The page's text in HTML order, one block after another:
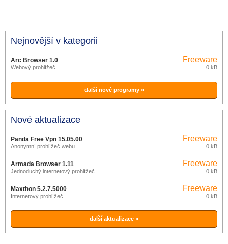
Nejnovější v kategorii
Arc Browser 1.0
Webový prohlížeč
Freeware
0 kB
další nové programy »
Nové aktualizace
Panda Free Vpn 15.05.00
Anonymní prohlížeč webu.
Freeware
0 kB
Armada Browser 1.11
Jednoduchý internetový prohlížeč.
Freeware
0 kB
Maxthon 5.2.7.5000
Internetový prohlížeč.
Freeware
0 kB
další aktualizace »